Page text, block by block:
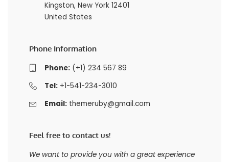
Kingston, New York 12401
United States
Phone Information
Phone:(+1) 234 567 89
Tel:+1-541-234-3010
Email: themeruby@gmail.com
Feel free to contact us!
We want to provide you with a great experience